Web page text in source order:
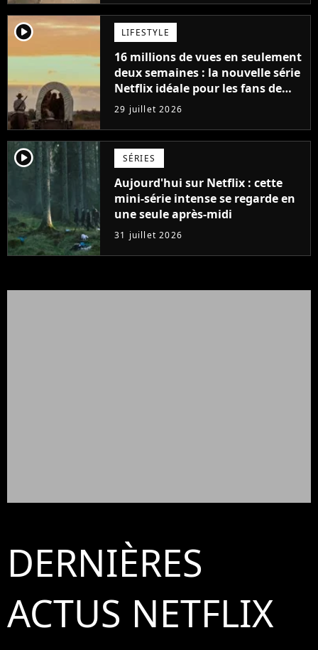
player2 LIFESTYLE
16 millions de vues en seulement
deux semaines : la nouvelle série
Netflix idéale pour les fans de
Yellowstone
29 juillet 2026
player2 SÉRIES
Aujourd'hui sur Netflix : cette
mini-série intense se regarde en
une seule après-midi
31 juillet 2026
DERNIÈRES
ACTUS NETFLIX